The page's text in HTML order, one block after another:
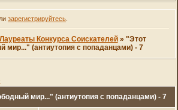
зарегистрируйтесь.
Лауреаты Конкурса Соискателей » "Этот
мир..." (антиутопия с попаданцами) - 7
мир..." (антиутопия с попаданцами) - 7